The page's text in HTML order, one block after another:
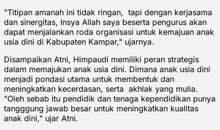
"Titipan amanah ini tidak ringan, tapi dengan kerjasama
dan sinergitas, Insya Allah saya beserta pengurus akan
dapat menjalankan roda organisasi untuk kemajuan anak
usia dini di Kabupaten Kampar," ujarnya.
Disampaikan Atni, Himpaudi memiliki peran strategis
dalam memajukan anak usia dini. Dimana anak usia dini
menjadi pondasi utama untuk membentuk dan
meningkatkan kecerdasan, serta akhlak yang mulia.
"Oleh sebab itu pendidik dan tenaga kependidikan punya
tangggung jawab besar untuk meningkatkan kualitas
anak dini," ujar Atni.